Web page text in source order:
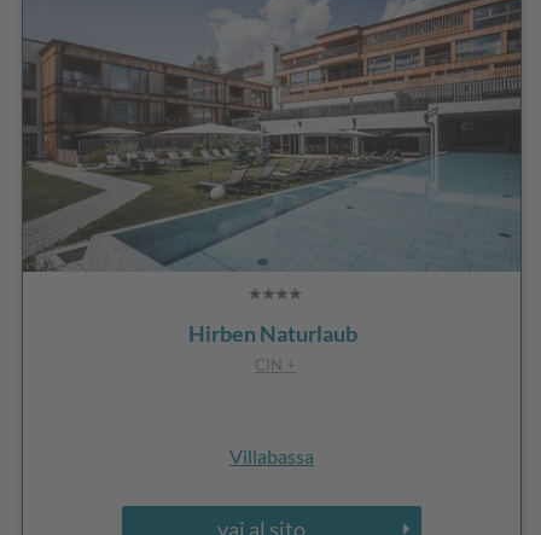
Hirben Naturlaub
CIN +
Villabassa
vai al sito